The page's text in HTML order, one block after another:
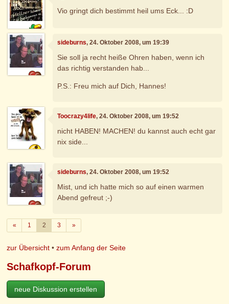
Vio gringt dich bestimmt heil ums Eck... :D
sideburns, 24. Oktober 2008, um 19:39
Sie soll ja recht heiße Ohren haben, wenn ich
das richtig verstanden hab...
P.S.: Freu mich auf Dich, Hannes!
Toocrazy4life, 24. Oktober 2008, um 19:52
nicht HABEN! MACHEN! du kannst auch echt gar
nix side...
sideburns, 24. Oktober 2008, um 19:52
Mist, und ich hatte mich so auf einen warmen
Abend gefreut ;-)
«Zurück
1 2 3 »Weiter
zur Übersicht •zum Anfang der Seite
Schafkopf-Forum
neue Diskussion erstellen